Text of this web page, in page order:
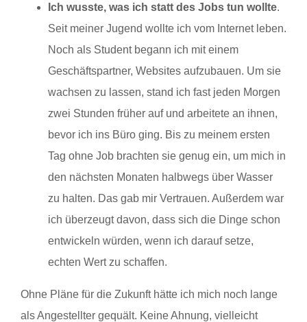
Ich wusste, was ich statt des Jobs tun wollte.
Seit meiner Jugend wollte ich vom Internet leben.
Noch als Student begann ich mit einem
Geschäftspartner, Websites aufzubauen. Um sie
wachsen zu lassen, stand ich fast jeden Morgen
zwei Stunden früher auf und arbeitete an ihnen,
bevor ich ins Büro ging. Bis zu meinem ersten
Tag ohne Job brachten sie genug ein, um mich in
den nächsten Monaten halbwegs über Wasser
zu halten. Das gab mir Vertrauen. Außerdem war
ich überzeugt davon, dass sich die Dinge schon
entwickeln würden, wenn ich darauf setze,
echten Wert zu schaffen.
Ohne Pläne für die Zukunft hätte ich mich noch lange
als Angestellter gequält. Keine Ahnung, vielleicht